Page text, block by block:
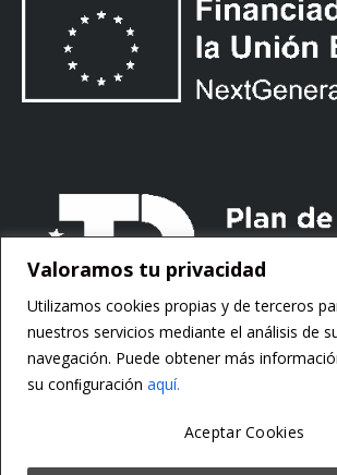
Valoramos tu privacidad
Utilizamos cookies propias y de terceros
nuestros servicios mediante el análisis de
navegación. Puede obtener más
su conﬁguración aquí.
Aceptar Cookies